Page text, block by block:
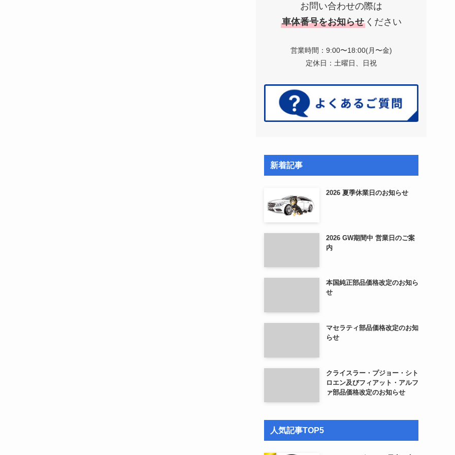
お問い合わせの際は
車体番号をお知らせ ください
営業時間：9:00〜18:00(月〜金)
定休日：土曜日、日祝
新着記事
2026 夏季休業日のお知らせ
2026 GW期間中 営業日のご案
内
本国純正部品価格改定のお知ら
せ
マセラティ部品価格改定のお知
らせ
クライスラー・プジョー・シト
ロエン及びフィアット・アルフ
ァ部品価格改定のお知らせ
人気記事TOP5